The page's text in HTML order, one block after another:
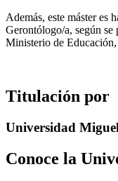
Además, este máster es
Gerontólogo/a, según
Ministerio de
Titulación por
Universidad
Conoce la